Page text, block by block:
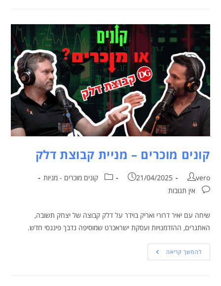
קונים מוכרים – מניית קבוצת דלק
vero
21/04/2025
קונים מוכרים - מניות
אין תגובות
שיחה עם יאיר דרורי ואריק בוידר על דלק קבוצה של יצחק תשובה,
האתגרים, ההזדמנויות ועסקת ישראכרט שמוסיפה נדבך פיננסי חדש.
להמשך קריאה